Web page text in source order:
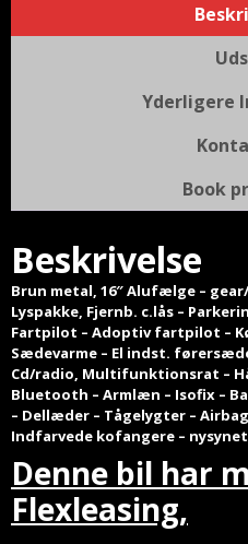
Yderligere
Book
Beskrivelse
Brun metal, 16″ Alufælge –
Lyspakke, Fjernb. c.lås –
Fartpilot – Adoptiv fartpilot –
Sædevarme – El indst.
Cd/radio, Multifunktionsrat –
Bluetooth – Armlæn – Isofix –
– Dellæder – Tågelygter –
Indfarvede kofangere –
Denne bil har
Flexleasing,